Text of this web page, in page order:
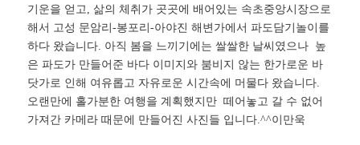
기운을 얻고, 삶의 체취가 곳곳에 배어있는 속초중앙시장으로
해서 고성 문암리-봉포리-아야진 해변가에서 파도담기놀이를
하다 왔습니다. 아직 봄을 느끼기에는 쌀쌀한 날씨였으나 높
은 파도가 만들어준 바다 이미지와 붐비지 않는 한가로운 바
닷가로 인해 여유롭고 자유로운 시간속에 머물다 왔습니다.
오랜만에 홀가분한 여행을 계획했지만 떼어놓고 갈 수 없어
가져간 카메라 때문에 만들어진 사진들 입니다.^^이만욱